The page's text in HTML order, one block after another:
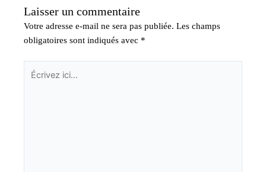
Laisser un commentaire
Votre adresse e-mail ne sera pas publiée. Les champs
obligatoires sont indiqués avec *
ici…